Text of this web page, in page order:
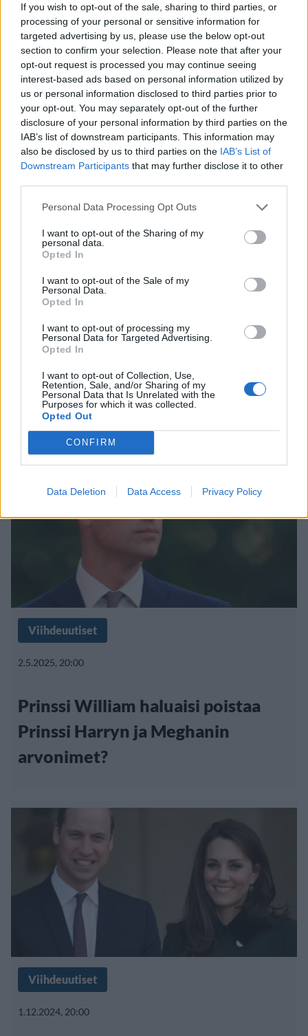
If you wish to opt-out of the sale, sharing to third parties, or
processing of your personal or sensitive information for
targeted advertising by us, please use the below opt-out
section to confirm your selection. Please note that after your
opt-out request is processed you may continue seeing
interest-based ads based on personal information utilized by
us or personal information disclosed to third parties prior to
your opt-out. You may separately opt-out of the further
disclosure of your personal information by third parties on the
IAB’s list of downstream participants. This information may
also be disclosed by us to third parties on the IAB’s List of
Downstream Participants that may further disclose it to other
Personal Data Processing Opt Outs
I want to opt-out of the Sharing of my
personal data.
Opted In
I want to opt-out of the Sale of my
Personal Data.
Opted In
I want to opt-out of processing my
Personal Data for Targeted Advertising.
Opted In
I want to opt-out of Collection, Use,
Retention, Sale, and/or Sharing of my
Personal Data that Is Unrelated with the
Purposes for which it was collected.
Opted Out
CONFIRM
Data Deletion Data Access Privacy Policy
Kuninkaalliset asiantuntijat: Tässä
syy brittiprinssien välirikkoon
Viihdeuutiset
Prinssi Williamilta täystyrmäys
veljelleen: ”En halua olla missään
tekemisissä”
Viihdeuutiset
2.5.2025, 20:00
Prinssi William haluaisi poistaa
Prinssi Harryn ja Meghanin
arvonimet?
Viihdeuutiset
1.12.2024, 20:00